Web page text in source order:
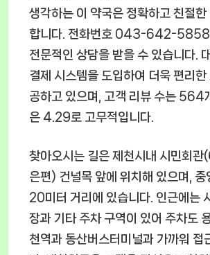
생각하는 이 약국은 정확하고 친절한
합니다. 전화번호 043-642-5858
전문적인 상담을 받을 수 있습니다.
결제 시스템을 도입하여 더욱 편리한
공하고 있으며, 고객 리뷰 수는 564
은 4.29로 고무적입니다.
찾아오시는 길은 제천시내 시민회관
은편) 건널목 앞에 위치해 있으며, 중
20미터 거리에 있습니다. 인근에는
장과 기타 주차 구역이 있어 주차도
천역과 동산버스터미널과 가까워 접